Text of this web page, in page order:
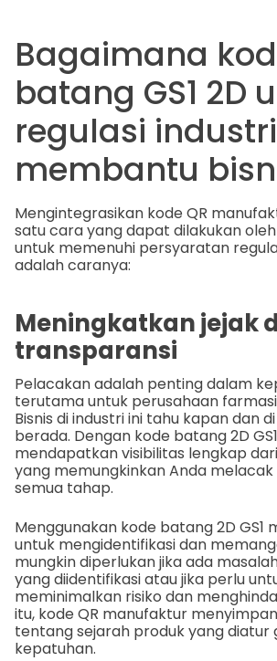
Bagaimana
batang GS1 2D
regulasi
membantu
Mengintegrasikan kode QR
satu cara yang dapat dilakukan
untuk memenuhi persyaratan
adalah caranya:
Meningkatkan jejak
transparansi
Pelacakan adalah penting dalam
terutama untuk perusahaan
Bisnis di industri ini tahu kapan dan
berada. Dengan kode batang 2D
mendapatkan visibilitas lengkap
yang memungkinkan Anda
semua tahap.
Menggunakan kode batang 2D GS1
untuk mengidentifikasi dan
mungkin diperlukan jika ada
yang diidentifikasi atau jika perlu
meminimalkan risiko dan
itu, kode QR manufaktur
tentang sejarah produk yang diatur
kepatuhan.